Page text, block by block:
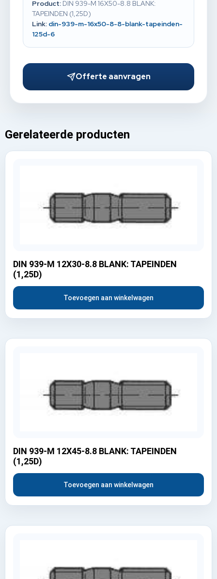
Product: DIN 939-M 16X50-8.8 BLANK:
TAPEINDEN (1,25D)
Link: din-939-m-16x50-8-8-blank-tapeinden-
125d-6
Offerte aanvragen
Gerelateerde producten
DIN 939-M 12X30-8.8 BLANK: TAPEINDEN
(1,25D)
Toevoegen aan winkelwagen
DIN 939-M 12X45-8.8 BLANK: TAPEINDEN
(1,25D)
Toevoegen aan winkelwagen